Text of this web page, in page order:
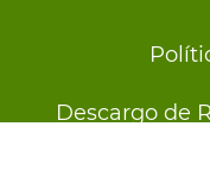
Descargo de